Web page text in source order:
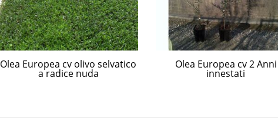
Olea Europea cv olivo selvatico
a radice nuda
Olea Europea cv 2 Anni
innestati